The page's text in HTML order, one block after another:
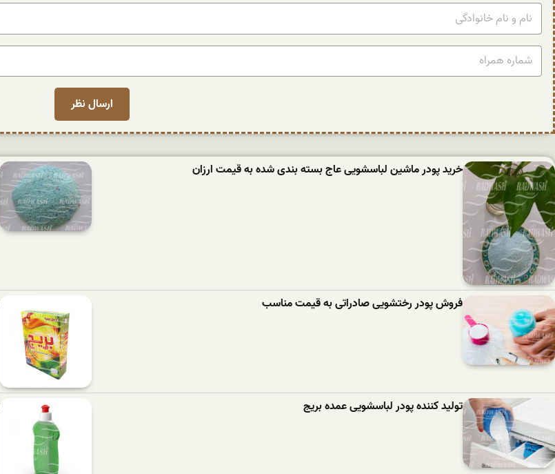
خرید پودر ماشین لباسشویی عاج بسته بندی شده به قیمت ارزان
فروش پودر رختشویی صادراتی به قیمت مناسب
تولید کننده پودر لباسشویی عمده بریج